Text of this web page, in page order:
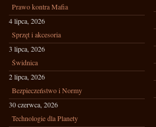
Prawo kontra Mafia
4 lipca, 2026
Sprzęt i akcesoria
3 lipca, 2026
Świdnica
2 lipca, 2026
Bezpieczeństwo i Normy
30 czerwca, 2026
Technologie dla Planety